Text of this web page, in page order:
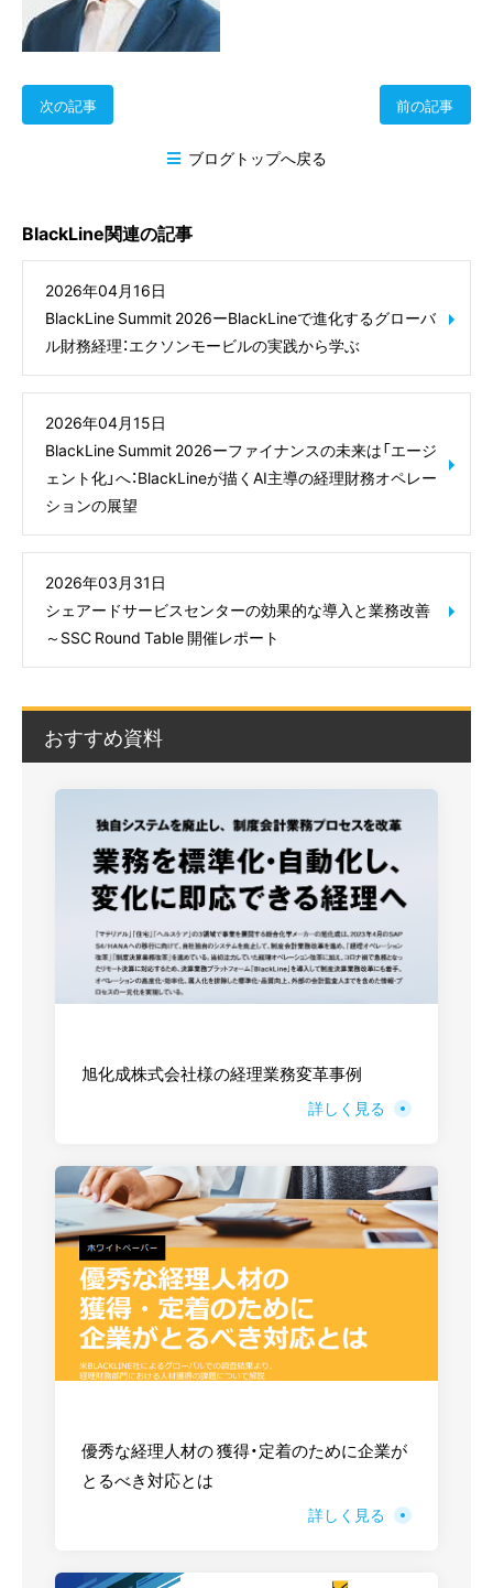
次の記事
ブログトップへ戻る
前の記事
BlackLine関連の記事
2026年04月16日
BlackLine Summit 2026ーBlackLineで進化するグローバ
ル財務経理：エクソンモービルの実践から学ぶ
2026年04月15日
BlackLine Summit 2026ーファイナンスの未来は「エージ
ェント化」へ：BlackLineが描くAI主導の経理財務オペレー
ションの展望
2026年03月31日
シェアードサービスセンターの効果的な導入と業務改善
～SSC Round Table 開催レポート
おすすめ資料
旭化成株式会社様の経理業務変革事例
詳しく見る
優秀な経理人材の 獲得・定着のために企業が
とるべき対応とは
詳しく見る